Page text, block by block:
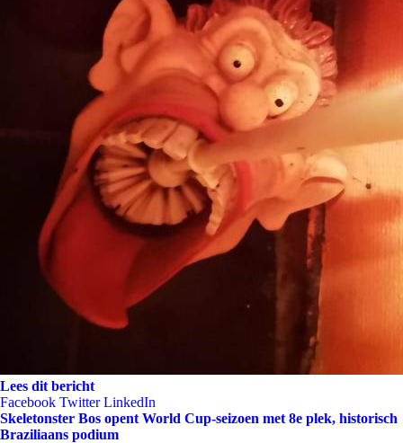
Lees dit bericht
Facebook Twitter LinkedIn
Skeletonster Bos opent World Cup-seizoen met 8e plek, historisch
Braziliaans podium